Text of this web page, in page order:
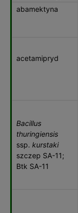
abamektyna
acetamipryd
Bacillus
thuringiensis
ssp. kurstaki
szczep SA-11;
Btk SA-11